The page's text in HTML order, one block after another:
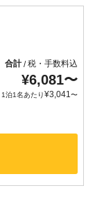
合計/税・手数料込
¥6,081〜
1泊1名あたり¥3,041〜